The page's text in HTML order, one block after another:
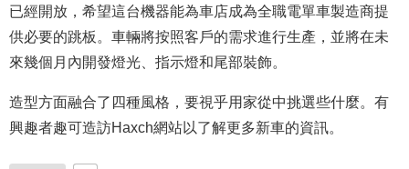
已經開放，希望這台機器能為車店成為全職電單車製造商提
供必要的跳板。車輛將按照客戶的需求進行生產，並將在未
來幾個月內開發燈光、指示燈和尾部裝飾。
造型方面融合了四種風格，要視乎用家從中挑選些什麼。有
興趣者趣可造訪Haxch網站以了解更多新車的資訊。